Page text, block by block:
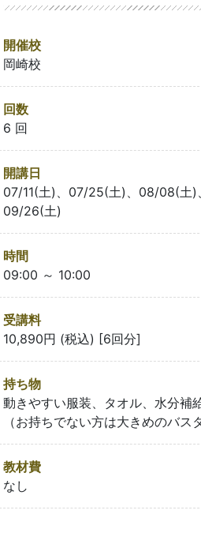
開催校
岡崎校
回数
6 回
開講日
07/11(土)、07/25(土)、08/08(土)
09/26(土)
時間
09:00 ～ 10:00
受講料
10,890円 (税込) [6回分]
持ち物
動きやすい服装、タオル、水分
（お持ちでない方は大きめのバス
教材費
なし